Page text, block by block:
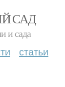
САД
и сада
статьи